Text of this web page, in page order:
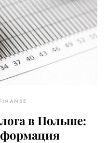
в Польше: